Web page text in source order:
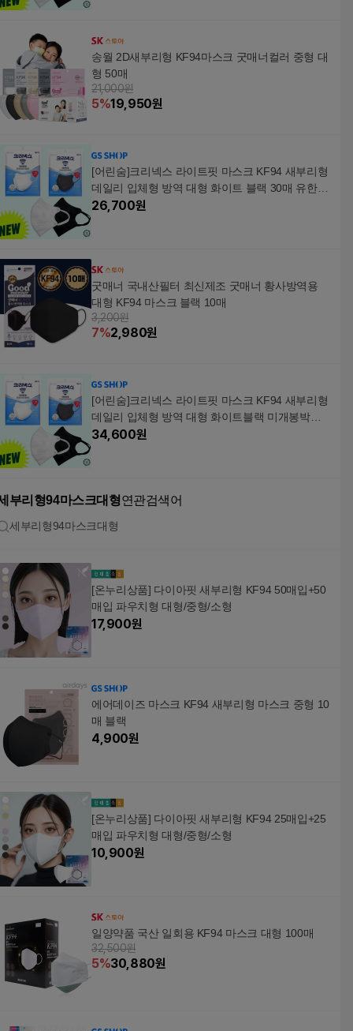
송월 2D새부리형 KF94마스크 굿매너컬러 중형 대
형 50매
21,000원
5%19,950원
[어린숨]크리넥스 라이트핏 마스크 KF94 새부리형
데일리 입체형 방역 대형 화이트 블랙 30매 유한킴
벌
26,700원
굿매너 국내산필터 최신제조 굿매너 황사방역용
대형 KF94 마스크 블랙 10매
3,200원
7%2,980원
[어린숨]크리넥스 라이트핏 마스크 KF94 새부리형
데일리 입체형 방역 대형 화이트블랙 미개봉박스 4
0매
34,600원
부리형94마스크대형연관검색어
세부리형94마스크대형
[온누리상품] 다이아핏 새부리형 KF94 50매입+50
매입 파우치형 대형/중형/소형
17,900원
에어데이즈 마스크 KF94 새부리형 마스크 중형 10
매 블랙
4,900원
[온누리상품] 다이아핏 새부리형 KF94 25매입+25
매입 파우치형 대형/중형/소형
10,900원
일양약품 국산 일회용 KF94 마스크 대형 100매
32,500원
5%30,880원